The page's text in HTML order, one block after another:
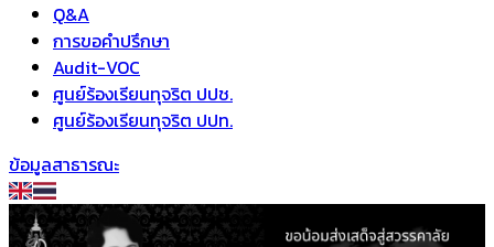
Q&A
การขอคำปรึกษา
Audit-VOC
ศูนย์ร้องเรียนทุจริต ปปช.
ศูนย์ร้องเรียนทุจริต ปปท.
ข้อมูลสาธารณะ